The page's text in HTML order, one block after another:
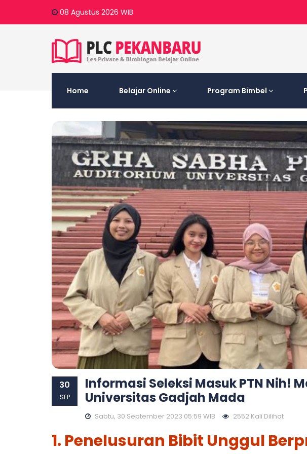
08 Agustus 2026 WIB
Home Belajar Online Program Bimbel
30
SEP
Informasi Seleksi Masuk PTN Nih!
Universitas Gadjah Mada
Sabtu, 30 September 2023 05:59 WIB 2552 Kali Dilihat
1. Penelusuran Bibit Unggul